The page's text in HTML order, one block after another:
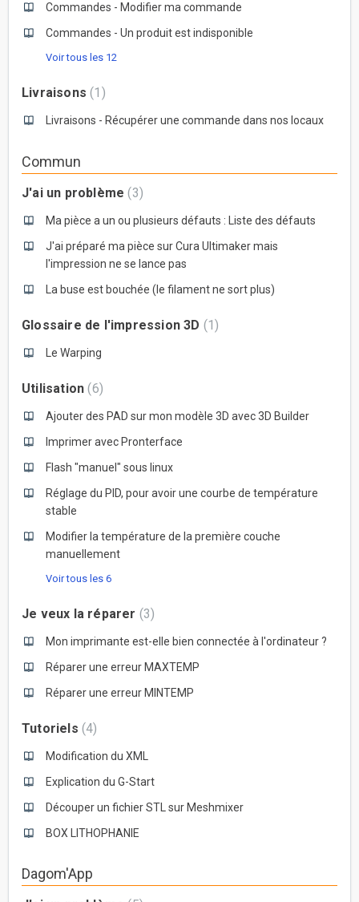
Commandes - Modifier ma commande
Commandes - Un produit est indisponible
Voir tous les 12
Livraisons 1
Livraisons - Récupérer une commande dans nos locaux
Commun
J'ai un problème 3
Ma pièce a un ou plusieurs défauts : Liste des défauts
J'ai préparé ma pièce sur Cura Ultimaker mais
l'impression ne se lance pas
La buse est bouchée (le filament ne sort plus)
Glossaire de l'impression 3D 1
Le Warping
Utilisation 6
Ajouter des PAD sur mon modèle 3D avec 3D Builder
Imprimer avec Pronterface
Flash "manuel" sous linux
Réglage du PID, pour avoir une courbe de température
stable
Modifier la température de la première couche
manuellement
Voir tous les 6
Je veux la réparer 3
Mon imprimante est-elle bien connectée à l'ordinateur ?
Réparer une erreur MAXTEMP
Réparer une erreur MINTEMP
Tutoriels 4
Modification du XML
Explication du G-Start
Découper un fichier STL sur Meshmixer
BOX LITHOPHANIE
Dagom'App